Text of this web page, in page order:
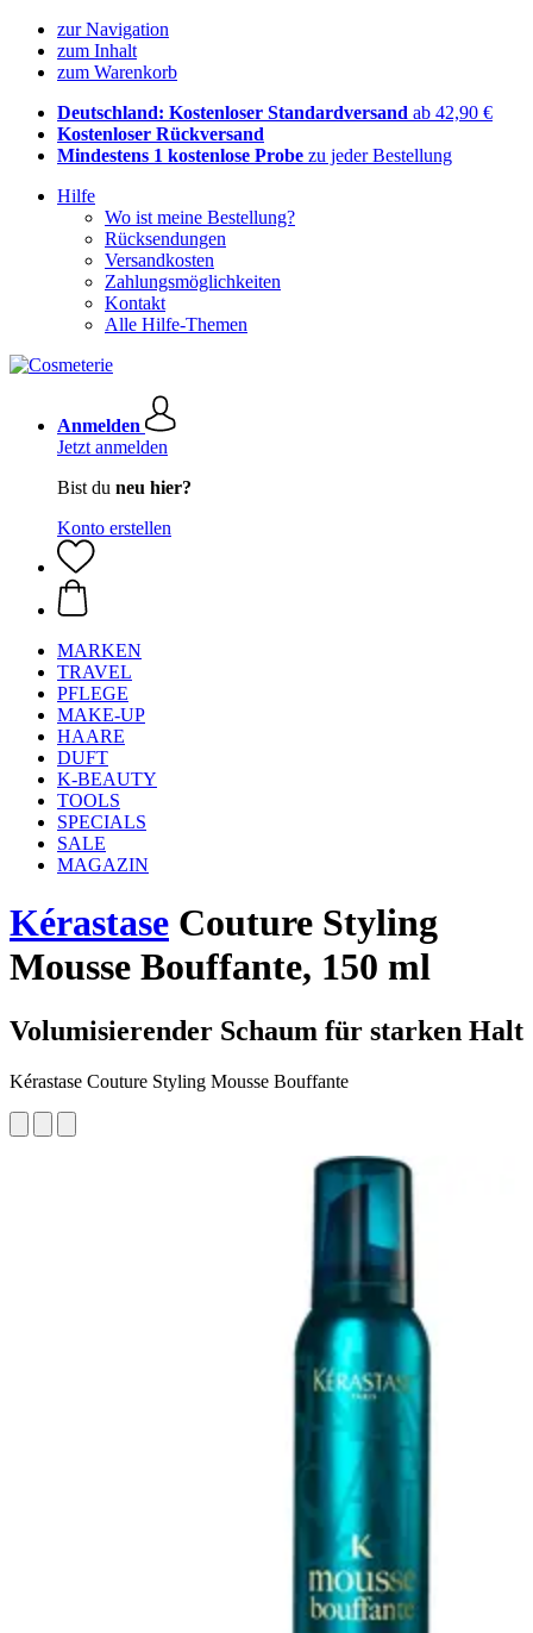
zur Navigation
zum Inhalt
zum Warenkorb
Deutschland: Kostenloser Standardversand ab 42,90 €
Kostenloser Rückversand
Mindestens 1 kostenlose Probe zu jeder Bestellung
Hilfe
Wo ist meine Bestellung?
Rücksendungen
Versandkosten
Zahlungsmöglichkeiten
Kontakt
Alle Hilfe-Themen
Anmelden
Jetzt anmelden
Bist du neu hier?
Konto erstellen
MARKEN
TRAVEL
PFLEGE
MAKE-UP
HAARE
DUFT
K-BEAUTY
TOOLS
SPECIALS
SALE
MAGAZIN
Kérastase Couture Styling
Mousse Bouffante, 150 ml
Volumisierender Schaum für starken Halt
Kérastase Couture Styling Mousse Bouffante